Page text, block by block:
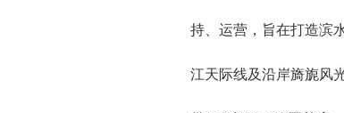
持、运营，旨在打造滨
江天际线及沿岸旖旎风